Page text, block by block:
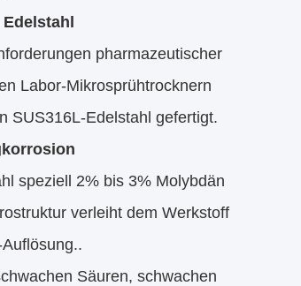
pharmazeutischer
Labor-Mikrosprühtrocknern
SUS316L-Edelstahl gefertigt.
speziell 2% bis 3% Molybdän
verleiht dem Werkstoff
Säuren, schwachen